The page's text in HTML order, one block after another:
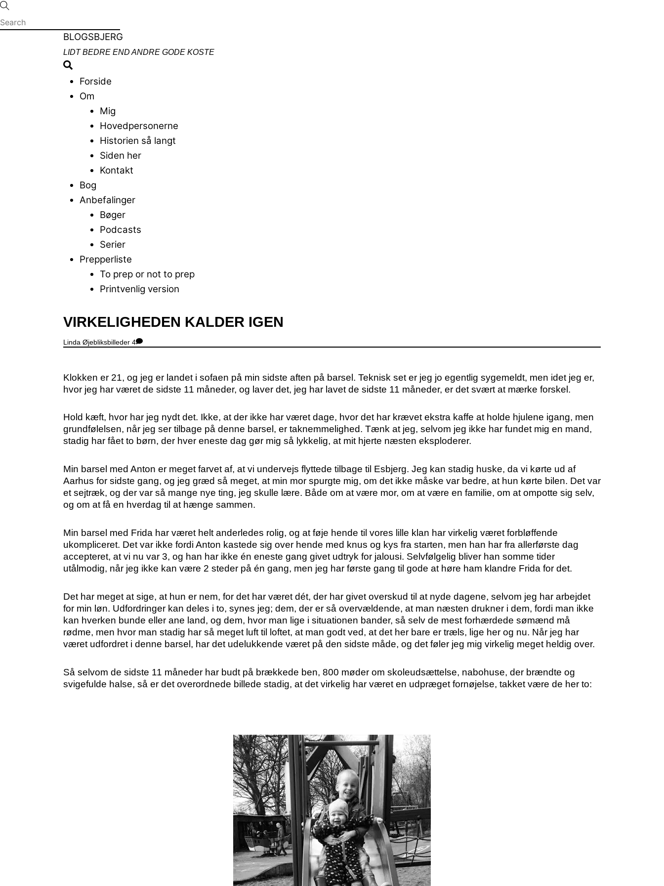
Skip
to
Menu
BLOGSBJERG
LIDT BEDRE END ANDRE GODE KOSTE
Search
Forside
Om
Mig
Hovedpersonerne
Historien så langt
Siden her
Kontakt
Bog
Anbefalinger
Bøger
Podcasts
Serier
Prepperliste
To prep or not to prep
Printvenlig version
Close
VIRKELIGHEDEN KALDER IGEN
Linda Øjebliksbilleder 4
Klokken er 21, og jeg er landet i sofaen på min sidste aften på barsel. Teknisk set er jeg jo egentlig sygemeldt, men idet jeg er,
hvor jeg har været de sidste 11 måneder, og laver det, jeg har lavet de sidste 11 måneder, er det svært at mærke forskel.
Hold kæft, hvor har jeg nydt det. Ikke, at der ikke har været dage, hvor det har krævet ekstra kaffe at holde hjulene igang, men
grundfølelsen, når jeg ser tilbage på denne barsel, er taknemmelighed. Tænk at jeg, selvom jeg ikke har fundet mig en mand,
stadig har fået to børn, der hver eneste dag gør mig så lykkelig, at mit hjerte næsten eksploderer.
Min barsel med Anton er meget farvet af, at vi undervejs flyttede tilbage til Esbjerg. Jeg kan stadig huske, da vi kørte ud af
Aarhus for sidste gang, og jeg græd så meget, at min mor spurgte mig, om det ikke måske var bedre, at hun kørte bilen. Det var
et sejtræk, og der var så mange nye ting, jeg skulle lære. Både om at være mor, om at være en familie, om at ompotte sig selv,
og om at få en hverdag til at hænge sammen.
Min barsel med Frida har været helt anderledes rolig, og at føje hende til vores lille klan har virkelig været forbløffende
ukompliceret. Det var ikke fordi Anton kastede sig over hende med knus og kys fra starten, men han har fra allerførste dag
accepteret, at vi nu var 3, og han har ikke én eneste gang givet udtryk for jalousi. Selvfølgelig bliver han somme tider
utålmodig, når jeg ikke kan være 2 steder på én gang, men jeg har første gang til gode at høre ham klandre Frida for det.
Det har meget at sige, at hun er nem, for det har været dét, der har givet overskud til at nyde dagene, selvom jeg har arbejdet
for min løn. Udfordringer kan deles i to, synes jeg; dem, der er så overvældende, at man næsten drukner i dem, fordi man ikke
kan hverken bunde eller ane land, og dem, hvor man lige i situationen bander, så selv de mest forhærdede sømænd må
rødme, men hvor man stadig har så meget luft til loftet, at man godt ved, at det her bare er træls, lige her og nu. Når jeg har
været udfordret i denne barsel, har det udelukkende været på den sidste måde, og det føler jeg mig virkelig meget heldig over.
Så selvom de sidste 11 måneder har budt på brækkede ben, 800 møder om skoleudsættelse, nabohuse, der brændte og
svigefulde halse, så er det overordnede billede stadig, at det virkelig har været en udpræget fornøjelse, takket være de her to: